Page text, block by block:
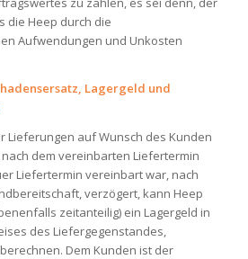
die Heep durch die
Aufwendungen und Unkosten
Lagergeld und
Lieferungen auf Wunsch des Kunden
dem vereinbarten Liefertermin
Liefertermin vereinbart war, nach
verzögert, kann Heep
zeitanteilig) ein Lagergeld in
des Liefergegenstandes,
Dem Kunden ist der